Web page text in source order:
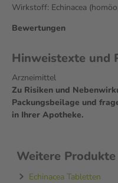
Wirkstoff: Echinacea
Bewertungen
Hinweistexte und
Arzneimittel
Zu Risiken und
Packungsbeilage und
in Ihrer Apotheke.
Weitere Produkte
Echinacea Tabletten